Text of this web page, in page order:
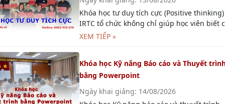
trường thực tế.
Khóa học Kỹ năng Viết Báo Cáo chuyên
nghiệp
Ngày khai giảng: 14/08/2026
Khóa học kỹ năng viết báo cáo do IRTC tổ
không chỉ giúp học viên biên soạn nội
trong báo cáo mà còn giúp học viên có cái
nhìn đúng hơn về báo cáo, từ đó có thể viết
báo cáo chuyên nghiệp hơn, giúp nâng tầm
XEM TIẾP »